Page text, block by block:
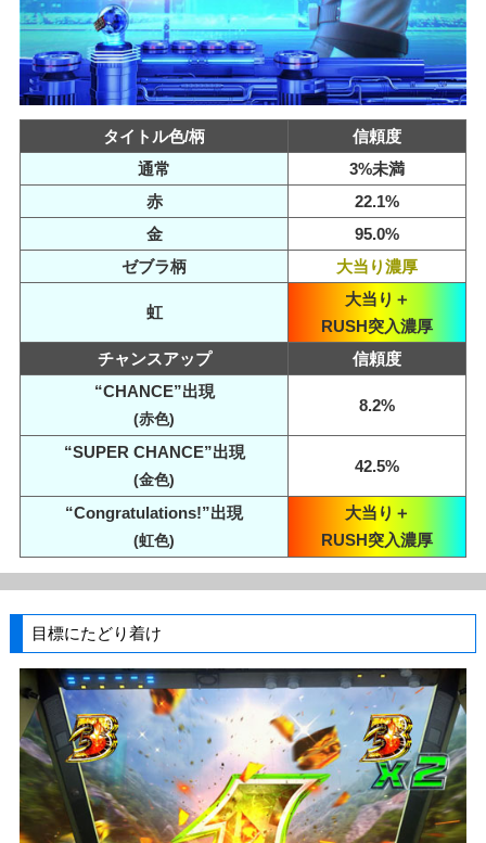
タイトル色/柄
信頼度
通常
3%未満
赤
22.1%
金
95.0%
ゼブラ柄
大当り濃厚
虹
大当り＋
RUSH突入濃厚
チャンスアップ
信頼度
“CHANCE”出現
(赤色)
8.2%
“SUPER CHANCE”出現
(金色)
42.5%
“Congratulations!”出現
(虹色)
大当り＋
RUSH突入濃厚
目標にたどり着け